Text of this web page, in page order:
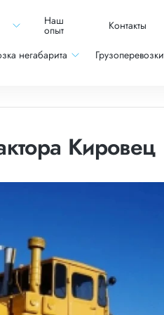
Наш
опыт Контакты
негабарита Грузоперевозки
Кировец